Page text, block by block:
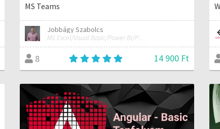
MS Teams
Jobbágy Szabolcs
MS Excel/Visual Basic/Power BI/Python adatelemzési szakértő
8 14 900 Ft